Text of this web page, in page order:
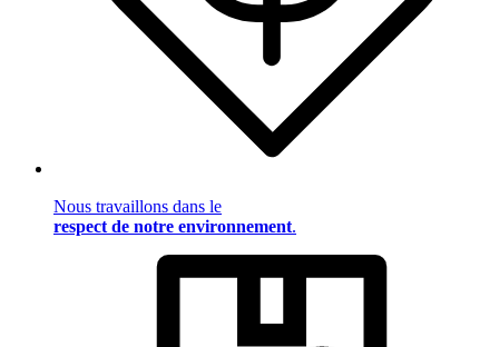
Nous travaillons dans le
respect de notre environnement.